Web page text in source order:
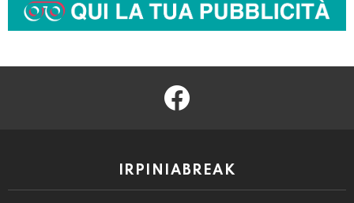
facebook
IRPINIABREAK